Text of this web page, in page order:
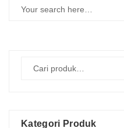
Kategori Produk